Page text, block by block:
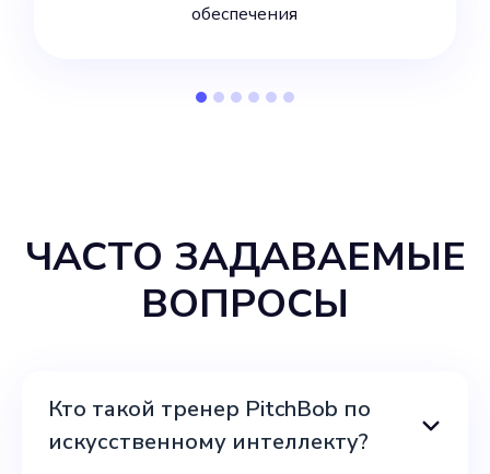
обеспечения
ЧАСТО ЗАДАВАЕМЫЕ
ВОПРОСЫ
Кто такой тренер PitchBob по
искусственному интеллекту?